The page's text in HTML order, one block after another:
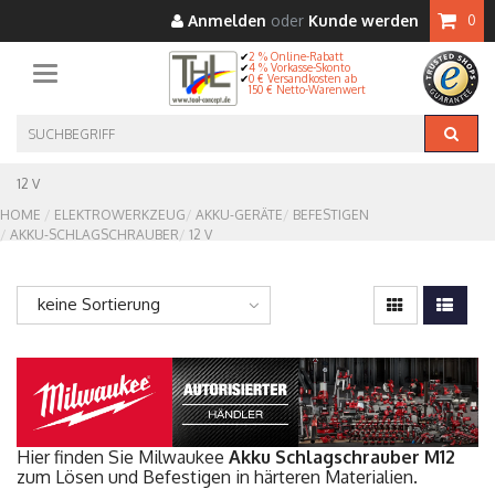
Anmelden oder Kunde werden 0
Toggle navigation
2 % Online-Rabatt
4 % Vorkasse-Skonto
0 € Versandkosten ab
150 € Netto-Warenwert
12 V
HOME
ELEKTROWERKZEUG AKKU-GERÄTE
BEFESTIGEN
AKKU-SCHLAGSCHRAUBER
12 V
keine Sortierung
Hier finden Sie Milwaukee Akku Schlagschrauber M12
zum Lösen und Befestigen in härteren Materialien.